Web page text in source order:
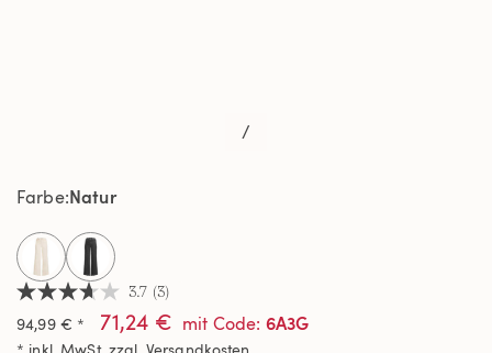
/
3.7
von
5
3.7 (3)
94,99 € * 71,24 € mit Code: 6A3G
Farbe Natur
selected